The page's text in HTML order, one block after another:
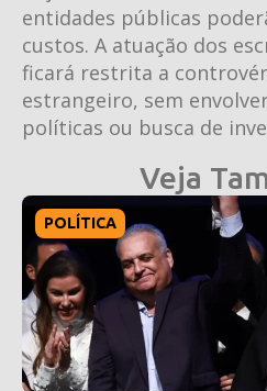
entidades públicas
custos. A atuação dos
ficará restrita a
estrangeiro, sem
políticas ou busca de
Veja
POLÍTICA